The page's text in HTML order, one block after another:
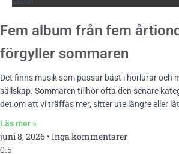
Fem album från fem
förgyller sommaren
Det finns musik som passar bäst i hörlurar och
sällskap. Sommaren tillhör ofta den senare
det om att vi träffas mer, sitter ute längre eller
Läs mer »
juni 8, 2026 Inga kommentarer